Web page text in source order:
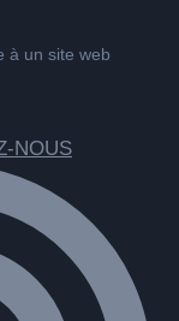
à un site web
NOUS